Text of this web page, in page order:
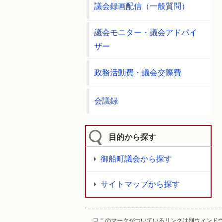
議会録画配信（一般質問）
議会モニター・議会アドバイ
ザー
政務活動費・議会交際費
会議録
目的から探す
御船町議会から探す
サイトマップから探す
このマークがついているリンクは別ウィンド